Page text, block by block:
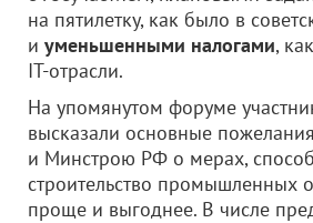
на пятилетку, как было в
и уменьшенными налогами,
IT-отрасли.
На упомянутом форуме
высказали основные
и Минстрою РФ о мерах,
строительство промышленных
проще и выгоднее. В числе